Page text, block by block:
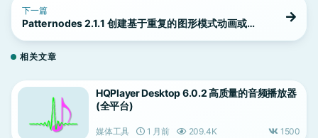
下一篇
Patternodes 2.1.1 创建基于重复的图形模式动画或插
相关文章
HQPlayer Desktop 6.0.2 高质量的音频播放器
(全平台)
媒体工具 1 月前 209.4K 1500